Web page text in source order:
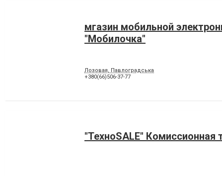
мгазин мобильной
"Мобилочка"
Лозовая, Павлоградська
+380(66)506-37-77
"ТехноSALE" Комиссионная